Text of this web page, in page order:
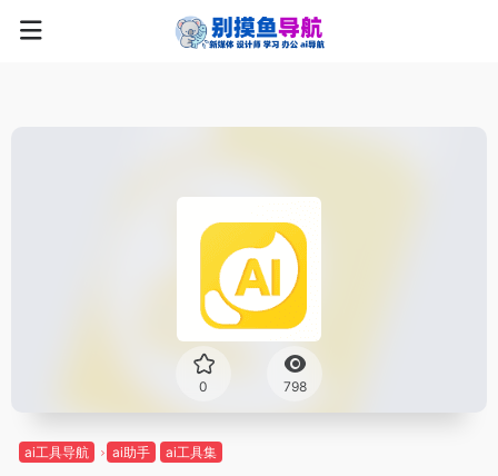
0 798
ai工具导航 ai助手 ai工具集